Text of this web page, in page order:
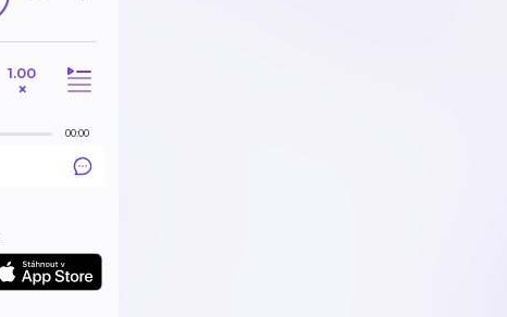
1.00
×
00:00